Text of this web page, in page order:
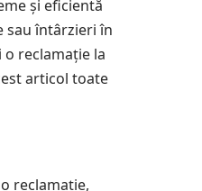
și eficientă
sau întârzieri în
reclamație la
articol toate
reclamație,